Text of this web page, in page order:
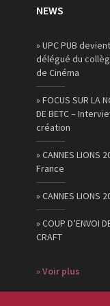
NEWS
» UPC PUB
délégué du
de Cinéma
» FOCUS SUR LA
DE BETC –
création
» CANNES LIONS
France
» CANNES LIONS
» COUP D’ENVOI
CRAFT
» Voir plus